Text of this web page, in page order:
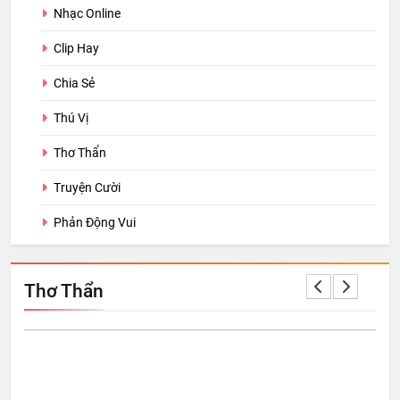
Nhạc Online
Clip Hay
Chia Sẻ
Thú Vị
Thơ Thẩn
Truyện Cười
Phản Động Vui
Thơ Thẩn